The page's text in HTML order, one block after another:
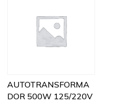
AUTOTRANSFORMA
DOR 500W 125/220V